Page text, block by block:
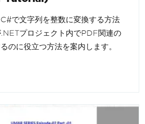
で文字列を整数に変換する方法
プロジェクト内でPDF関連の
のに役立つ方法を案内します。